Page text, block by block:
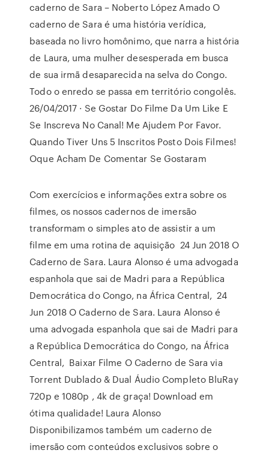
caderno de Sara – Noberto López Amado O
caderno de Sara é uma história verídica,
baseada no livro homônimo, que narra a história
de Laura, uma mulher desesperada em busca
de sua irmã desaparecida na selva do Congo.
Todo o enredo se passa em território congolês.
26/04/2017 · Se Gostar Do Filme Da Um Like E
Se Inscreva No Canal! Me Ajudem Por Favor.
Quando Tiver Uns 5 Inscritos Posto Dois Filmes!
Oque Acham De Comentar Se Gostaram
Com exercícios e informações extra sobre os
filmes, os nossos cadernos de imersão
transformam o simples ato de assistir a um
filme em uma rotina de aquisição 24 Jun 2018 O
Caderno de Sara. Laura Alonso é uma advogada
espanhola que sai de Madri para a República
Democrática do Congo, na África Central, 24
Jun 2018 O Caderno de Sara. Laura Alonso é
uma advogada espanhola que sai de Madri para
a República Democrática do Congo, na África
Central, Baixar Filme O Caderno de Sara via
Torrent Dublado & Dual Áudio Completo BluRay
720p e 1080p , 4k de graça! Download em
ótima qualidade! Laura Alonso
Disponibilizamos também um caderno de
imersão com conteúdos exclusivos sobre o